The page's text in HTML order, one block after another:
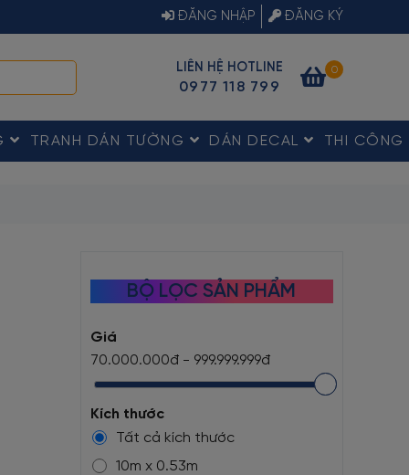
ĐĂNG NHẬP ĐĂNG KÝ
LIÊN HỆ HOTLINE
0977 118 799
0
TRANH DÁN TƯỜNG DÁN DECAL THI CÔNG
BỘ LỌC SẢN PHẨM
Giá
70.000.000đ - 999.999.999đ
Kích thước
Tất cả kích thước
10m x 0.53m